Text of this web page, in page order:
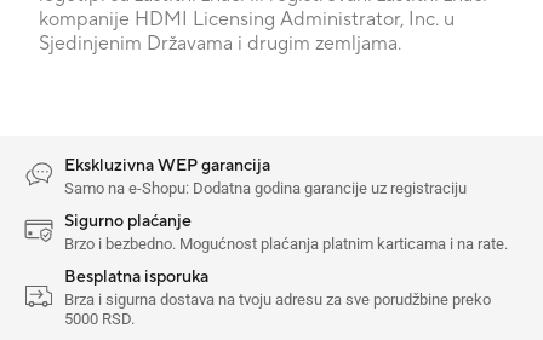
kompanije HDMI Licensing Administrator, Inc. u
Sjedinjenim Državama i drugim zemljama.
Ekskluzivna WEP garancija
Samo na e-Shopu: Dodatna godina garancije uz registraciju
Sigurno plaćanje
Brzo i bezbedno. Mogućnost plaćanja platnim karticama i na rate.
Besplatna isporuka
Brza i sigurna dostava na tvoju adresu za sve porudžbine preko
5000 RSD.